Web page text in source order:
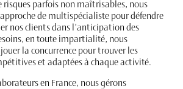
risques parfois non maîtrisables, nous
de multispécialiste pour défendre
nos clients dans l’anticipation des
en toute impartialité, nous
la concurrence pour trouver les
et adaptées à chaque activité.
en France, nous gérons